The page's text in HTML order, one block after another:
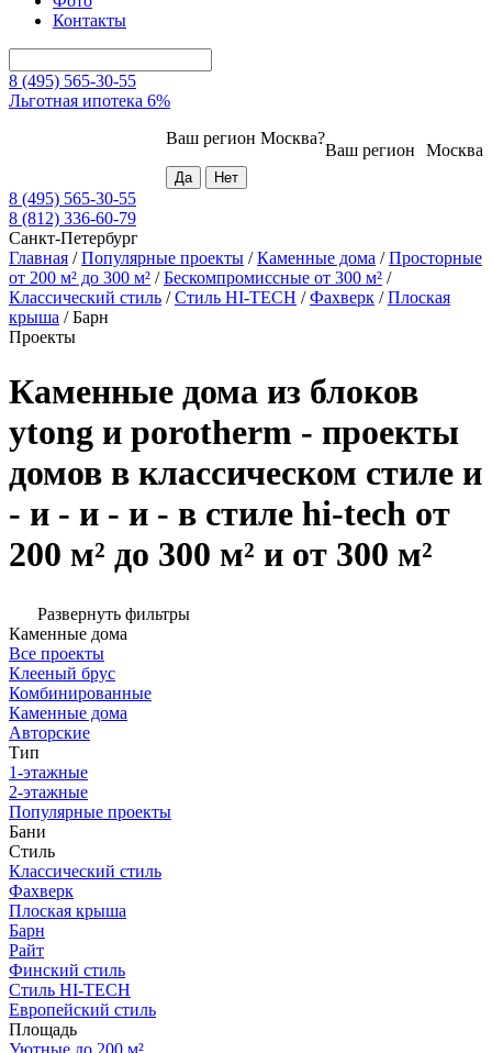
Контакты
8 (495) 565-30-55
Льготная ипотека 6%
Москва
Ваш регион
Ваш регион Москва?
8 (495) 565-30-55
8 (812) 336-60-79
Санкт-Петербург
Главная /Популярные проекты /Каменные дома /Просторные
от 200 м² до 300 м² /Бескомпромиссные от 300 м² /
Классический стиль /Стиль HI-TECH /Фахверк /Плоская
крыша /Барн
Проекты
Каменные дома из блоков
ytong и porotherm - проекты
домов в классическом стиле и
- и - и - и - в стиле hi-tech от
200 м² до 300 м² и от 300 м²
Развернуть фильтры
Каменные дома
Все проекты
Клееный брус
Комбинированные
Каменные дома
Авторские
Тип
1-этажные
2-этажные
Популярные проекты
Бани
Стиль
Классический стиль
Фахверк
Плоская крыша
Барн
Райт
Финский стиль
Стиль HI-TECH
Европейский стиль
Площадь